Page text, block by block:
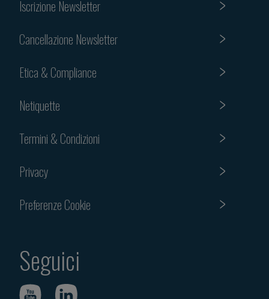
Iscrizione Newsletter
Cancellazione Newsletter
Etica & Compliance
Netiquette
Termini & Condizioni
Privacy
Preferenze Cookie
Seguici